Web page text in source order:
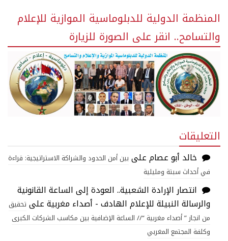
المنظمة الدولية للدبلوماسية الموازية للإعلام
والتسامح.. انقر على الصورة للزيارة
التعليقات
خالد أبو عصامعلى بين أمن الحدود والشراكة الاستراتيجية: قراءة
في أحداث سبتة ومليلية
انتصار الإرادة الشعبية.. العودة إلى الساعة القانونية
والرسالة النبيلة للإعلام الهادف - أصداء مغربيةعلى تحقيق
من انجاز ” أصداء مغربية “// الساعة الإضافية بين مكاسب الشركات الكبرى
وكلفة المجتمع المغربي